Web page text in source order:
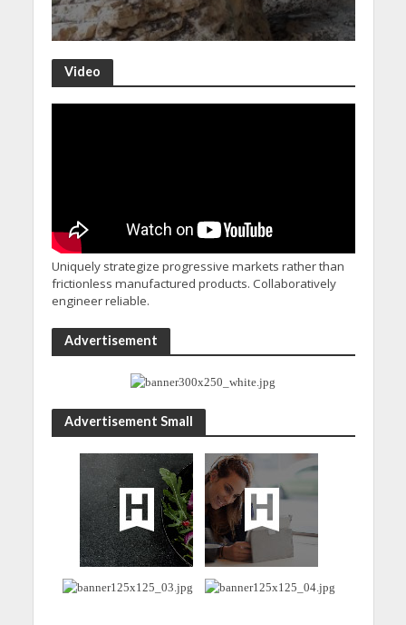
Video
Uniquely strategize progressive markets rather than
frictionless manufactured products. Collaboratively
engineer reliable.
Advertisement
Advertisement Small